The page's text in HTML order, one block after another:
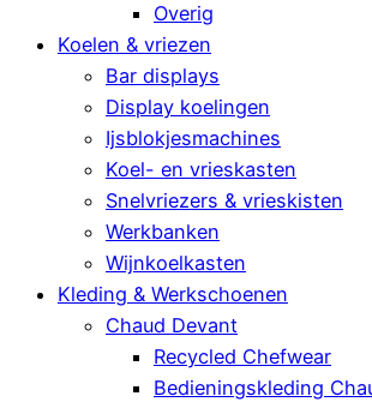
Overig
Koelen & vriezen
Bar displays
Display koelingen
Ijsblokjesmachines
Koel- en vrieskasten
Snelvriezers & vrieskisten
Werkbanken
Wijnkoelkasten
Kleding & Werkschoenen
Chaud Devant
Recycled Chefwear
Bedieningskleding